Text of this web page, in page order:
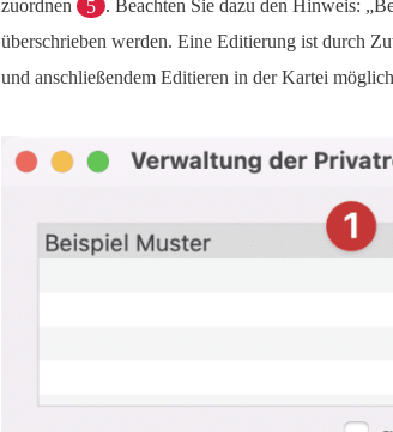
zuordnen
5 . Beachten Sie dazu den Hinweis:
überschrieben werden. Eine Editierung ist durch
und anschließendem Editieren in der Kartei